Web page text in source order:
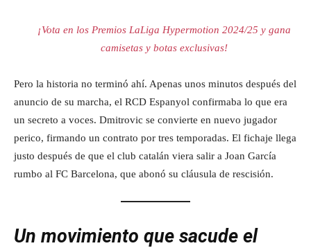
¡Vota en los Premios LaLiga Hypermotion 2024/25 y gana
camisetas y botas exclusivas!
Pero la historia no terminó ahí. Apenas unos minutos después del
anuncio de su marcha, el RCD Espanyol confirmaba lo que era
un secreto a voces. Dmitrovic se convierte en nuevo jugador
perico, firmando un contrato por tres temporadas. El fichaje llega
justo después de que el club catalán viera salir a Joan García
rumbo al FC Barcelona, que abonó su cláusula de rescisión.
Un movimiento que sacude el